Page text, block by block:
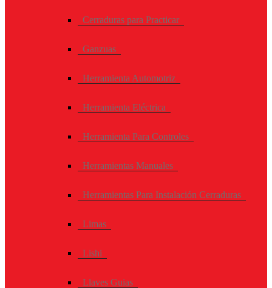
Cerraduras para Practicar
Ganzuas
Herramienta Automotriz
Herramienta Eléctrica
Herramienta Para Controles
Herramientas Manuales
Herramientas Para Instalación Cerraduras
Limas
Lishi
Llaves Guias